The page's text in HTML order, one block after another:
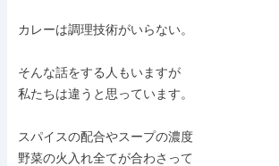
カレーは調理技術がいらない。
そんな話をする人もいますが
私たちは違うと思っています。
スパイスの配合やスープの濃度
野菜の火入れ全てが合わさって